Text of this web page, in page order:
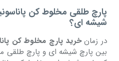
پارچ طلقی مخلوط کن
شیشه ای؟
در زمانخرید پارچ مخلوط کن
بین پارچ شیشه ای و پارچ طلقی